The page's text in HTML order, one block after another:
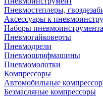
Пневмостеплеры,
Аксессуары к
Наборы пневмоинструмента
Пневмогайковерты
Пневмодрели
Пневмошлифмашины
Пневмомолотки
Компрессоры
Автомобильные
Безмасляные компрессоры